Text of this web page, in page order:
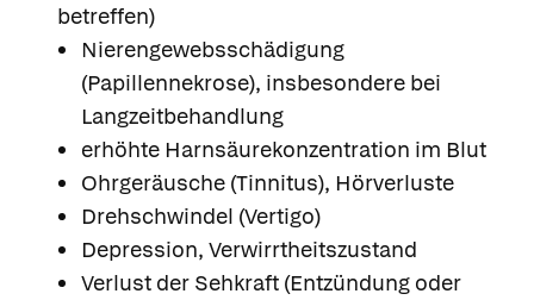
betreffen)
Nierengewebsschädigung
(Papillennekrose), insbesondere bei
Langzeitbehandlung
erhöhte Harnsäurekonzentration im Blut
Ohrgeräusche (Tinnitus), Hörverluste
Drehschwindel (Vertigo)
Depression, Verwirrtheitszustand
Verlust der Sehkraft (Entzündung oder